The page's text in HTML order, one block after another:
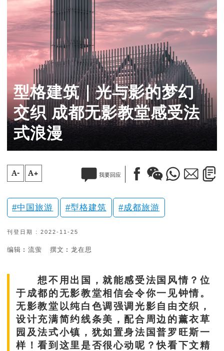
型格建筑｜光与影的梦幻
交织 成都无影教堂感受法
式浪漫
A- A+ 我要回应
中国旅游 型格建筑 成都旅游
刊登日期 : 2022-11-25
编辑︰流萤 撰文︰龙在思
想不用出国，就能感受法国风情？位
于成都的无影教堂相信会令你一见钟情。
无影教堂以纯白色调强调光影自由交织，
设计充满简约线条美，配合周边的薰衣草
园及法式小镇，犹如置身法国普罗旺斯一
样！看到这里是否很心动呢？快看下文精